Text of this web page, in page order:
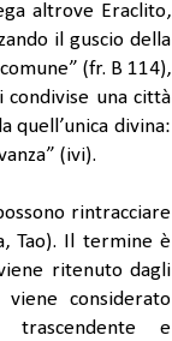
altrove Eraclito,
il guscio della
(fr. B 114),
condivise una città
quell’unica divina:
(ivi).
rintracciare
Tao). Il termine è
ritenuto dagli
considerato
trascendente e